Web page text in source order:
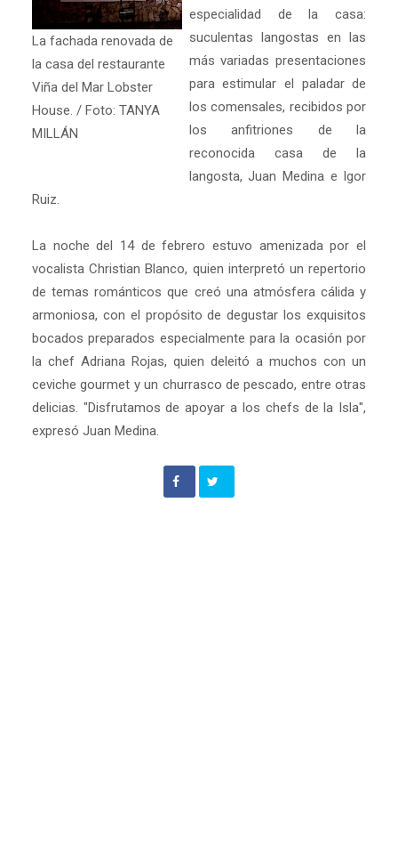
La fachada renovada de
la casa del restaurante
Viña del Mar Lobster
House. / Foto: TANYA
MILLÁN
especialidad de la casa:
suculentas langostas en las
más variadas presentaciones
para estimular el paladar de
los comensales, recibidos por
los anfitriones de la
reconocida casa de la
langosta, Juan Medina e Igor
Ruiz.
La noche del 14 de febrero estuvo amenizada por el
vocalista Christian Blanco, quien interpretó un repertorio
de temas románticos que creó una atmósfera cálida y
armoniosa, con el propósito de degustar los exquisitos
bocados preparados especialmente para la ocasión por
la chef Adriana Rojas, quien deleitó a muchos con un
ceviche gourmet y un churrasco de pescado, entre otras
delicias. "Disfrutamos de apoyar a los chefs de la Isla",
expresó Juan Medina.